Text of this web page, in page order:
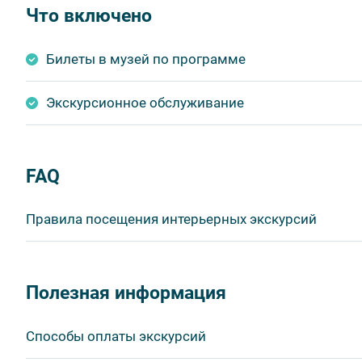
Что включено
Билеты в музей по программе
Экскурсионное обслуживание
FAQ
Правила посещения интерьерных экскурсий
соблюдение которых сделает ваш отдых приятным,
бутилированной воды, категорически запрещается
Полезная информация
Способы оплаты экскурсий